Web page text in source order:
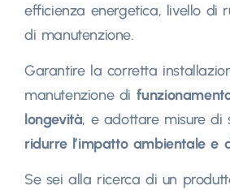
efficienza energetica, livello di
di manutenzione.
Garantire la corretta
manutenzione di
longevità, e adottare misure di
ridurre l’impatto ambientale e
Se sei alla ricerca di un